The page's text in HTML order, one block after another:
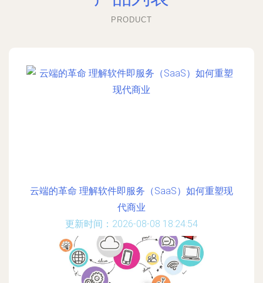
PRODUCT
云端的革命 理解软件即服务（SaaS）如何重塑现
代商业
更新时间：2026-08-08 18:24:54